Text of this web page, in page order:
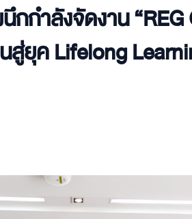
กกำลังจัดงาน
สู่ยุค Lifelong